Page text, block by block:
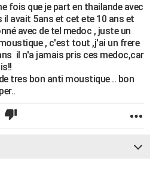
fois que je part en thailande avec
avait 5ans et cet ete 10 ans et
avec de tel medoc , juste un
, c'est tout ,j'ai un frere
il n'a jamais pris ces medoc,car
tres bon anti moustique .. bon